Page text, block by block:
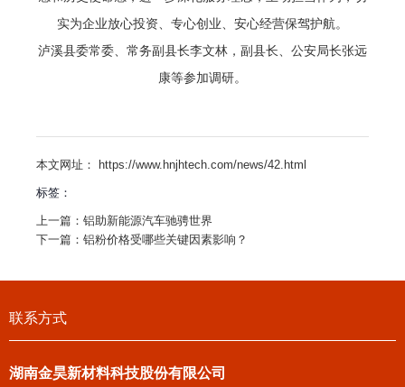
实为企业放心投资、专心创业、安心经营保驾护航。
泸溪县委常委、常务副县长李文林，副县长、公安局长张远
康等参加调研。
本文网址： https://www.hnjhtech.com/news/42.html
标签：
上一篇： 铝助新能源汽车驰骋世界
下一篇： 铝粉价格受哪些关键因素影响？
联系方式
湖南金昊新材料科技股份有限公司